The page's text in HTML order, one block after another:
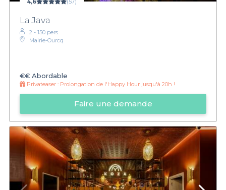
La Java
2 - 150 pers.
Mairie-Ourcq
€€ Abordable
Privateaser : Prolongation de l'Happy Hour jusqu'à 20h !
Faire une demande